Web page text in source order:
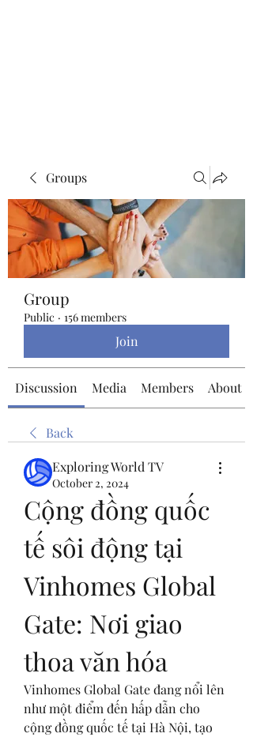
Groups
Group
Public · 156 members
Join
Discussion Media Members About
Back
Exploring World TV
October 2, 2024
Cộng đồng quốc
tế sôi động tại
Vinhomes Global
Gate: Nơi giao
thoa văn hóa
Vinhomes Global Gate đang nổi lên
như một điểm đến hấp dẫn cho
cộng đồng quốc tế tại Hà Nội, tạo